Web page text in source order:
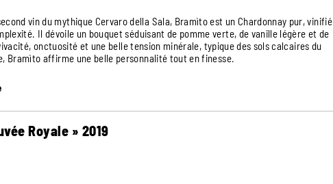
vin du mythique Cervaro della Sala, Bramìto est un Chardonnay pur, vinifié
Il dévoile un bouquet séduisant de pomme verte, de vanille légère et de
onctuosité et une belle tension minérale, typique des sols calcaires du
Bramìto affirme une belle personnalité tout en finesse.
Royale » 2019